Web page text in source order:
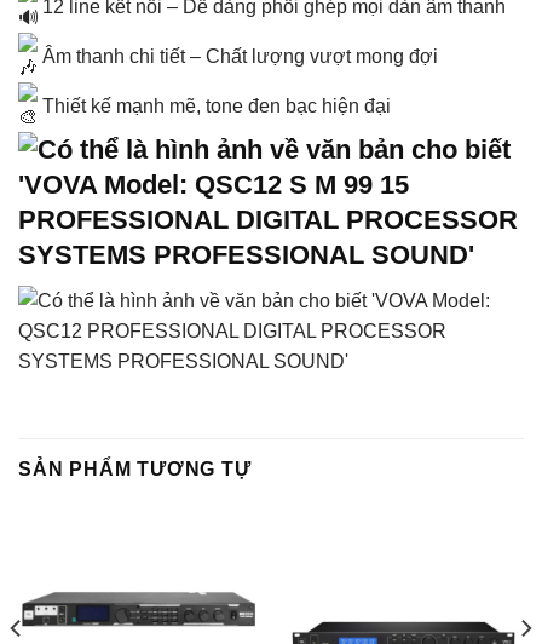
12 line kết nối – Dễ dàng phối ghép mọi dàn âm thanh
Âm thanh chi tiết – Chất lượng vượt mong đợi
Thiết kế mạnh mẽ, tone đen bạc hiện đại
SẢN PHẨM TƯƠNG TỰ